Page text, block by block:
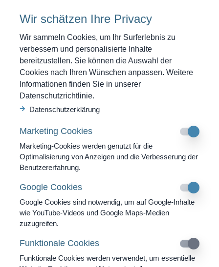
Wir schätzen Ihre Privacy
Wir sammeln Cookies, um Ihr Surferlebnis zu
verbessern und personalisierte Inhalte
bereitzustellen. Sie können die Auswahl der
Cookies nach Ihren Wünschen anpassen. Weitere
Informationen finden Sie in unserer
Datenschutzrichtlinie.
Datenschutzerklärung
Marketing Cookies
Marketing-Cookies werden genutzt für die
Optimalisierung von Anzeigen und die Verbesserung der
Benutzererfahrung.
Google Cookies
Google Cookies sind notwendig, um auf Google-Inhalte
wie YouTube-Videos und Google Maps-Medien
zuzugreifen.
Funktionale Cookies
Funktionale Cookies werden verwendet, um essentielle
Diagnostik
Therapien
Programme
Referenzen
News
Anfrage
Bilder Galerie
Offene Stellen
Anfahrt
Shop
Gutscheine kaufen
Kontakt
Strada Cantonale 53
CH-6540 Castaneda GR
Tel. +41 91 820 40 40
info@swissmountainclinic.com
4.9
DE